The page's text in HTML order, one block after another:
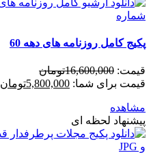
پکیج کامل روزنامه های دهه 60
قیمت: 16,600,000تومان
قیمت برای شما: 5,800,000تومان
مشاهده
پیشنهاد لحظه ای